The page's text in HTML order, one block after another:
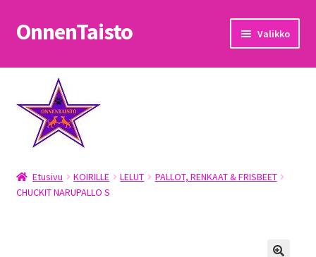
Siirry
navigointiin
Siirry
sisältöön
OnnenTaisto Valikko
Etusivu
Kassa
Oma tili
OnnenTaisto
Etusivu KOIRILLE LELUT
PALLOT, RENKAAT & FRISBEET
CHUCKIT NARUPALLO S